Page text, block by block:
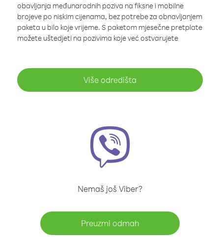
obavljanja međunarodnih poziva na fiksne i mobilne
brojeve po niskim cijenama, bez potrebe za obnavljanjem
paketa u bilo koje vrijeme. S paketom mjesečne pretplate
možete uštedjeti na pozivima koje već ostvarujete
Više odredišta
Nemaš još Viber?
Preuzmi odmah